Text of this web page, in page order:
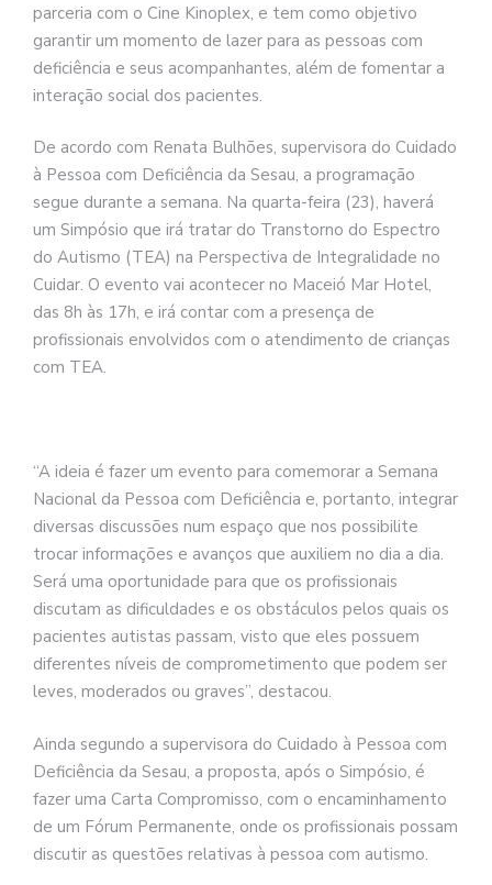
parceria com o Cine Kinoplex, e tem como objetivo
garantir um momento de lazer para as pessoas com
deficiência e seus acompanhantes, além de fomentar a
interação social dos pacientes.
De acordo com Renata Bulhões, supervisora do Cuidado
à Pessoa com Deficiência da Sesau, a programação
segue durante a semana. Na quarta-feira (23), haverá
um Simpósio que irá tratar do Transtorno do Espectro
do Autismo (TEA) na Perspectiva de Integralidade no
Cuidar. O evento vai acontecer no Maceió Mar Hotel,
das 8h às 17h, e irá contar com a presença de
profissionais envolvidos com o atendimento de crianças
com TEA.
“A ideia é fazer um evento para comemorar a Semana
Nacional da Pessoa com Deficiência e, portanto, integrar
diversas discussões num espaço que nos possibilite
trocar informações e avanços que auxiliem no dia a dia.
Será uma oportunidade para que os profissionais
discutam as dificuldades e os obstáculos pelos quais os
pacientes autistas passam, visto que eles possuem
diferentes níveis de comprometimento que podem ser
leves, moderados ou graves”, destacou.
Ainda segundo a supervisora do Cuidado à Pessoa com
Deficiência da Sesau, a proposta, após o Simpósio, é
fazer uma Carta Compromisso, com o encaminhamento
de um Fórum Permanente, onde os profissionais possam
discutir as questões relativas à pessoa com autismo.